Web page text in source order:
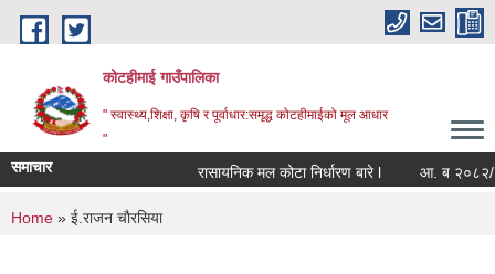
Skip to main content
कोटहीमाई गाउँपालिका
" स्वास्थ्य,शिक्षा, कृषि र पूर्वाधार:समृद्ध कोटहीमाईको मूल आधार
"
समाचार रासायनिक मल कोटा निर्धारण बारे l आ. ब २०८२/८३
You are here
Home » ई.राजन चाैरसिया